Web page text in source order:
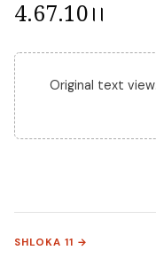
4.67.10।।
Original text
SHLOKA 11 →